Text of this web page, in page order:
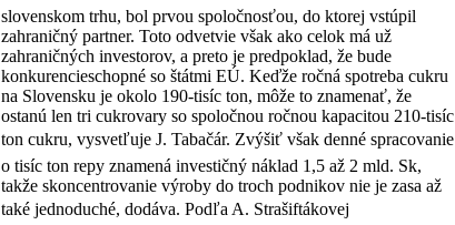
slovenskom trhu, bol prvou spoločnosťou, do ktorej vstúpil
zahraničný partner. Toto odvetvie však ako celok má už
zahraničných investorov, a preto je predpoklad, že bude
konkurencieschopné so štátmi EÚ. Keďže ročná spotreba cukru
na Slovensku je okolo 190-tisíc ton, môže to znamenať, že
ostanú len tri cukrovary so spoločnou ročnou kapacitou 210-tisíc
ton cukru, vysvetľuje J. Tabačár. Zvýšiť však denné spracovanie
o tisíc ton repy znamená investičný náklad 1,5 až 2 mld. Sk,
takže skoncentrovanie výroby do troch podnikov nie je zasa až
také jednoduché, dodáva. Podľa A. Strašiftákovej